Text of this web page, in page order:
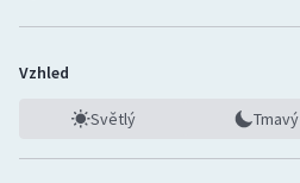
Vzhled
Světlý Tmavý